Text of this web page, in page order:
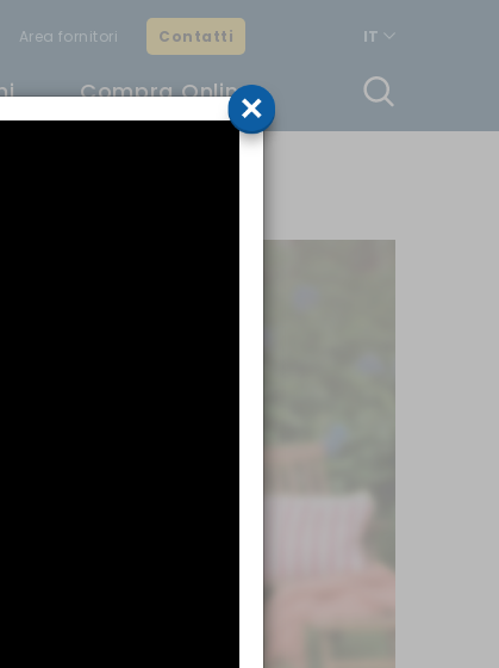
Area fornitori Contatti IT
Compra Online